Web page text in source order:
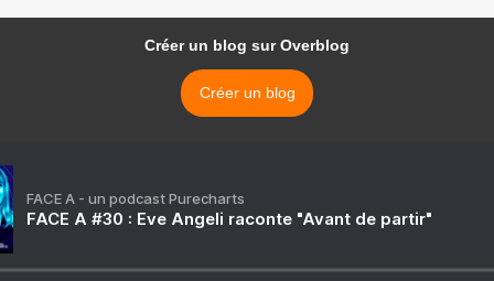
Créer un blog sur Overblog
Créer un blog
FACE A - un podcast Purecharts
FACE A #30 : Eve Angeli raconte "Avant de partir"